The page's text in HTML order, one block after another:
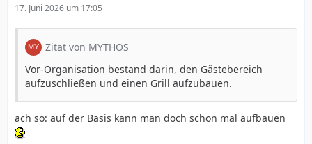
17. Juni 2026 um 17:05
Zitat von MYTHOS
Vor-Organisation bestand darin, den Gästebereich
aufzuschließen und einen Grill aufzubauen.
ach so: auf der Basis kann man doch schon mal aufbauen